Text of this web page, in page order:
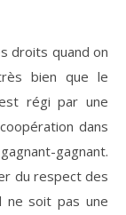
droits quand on
bien que le
régi par une
dans
gagnant.
du respect des
ne soit pas une